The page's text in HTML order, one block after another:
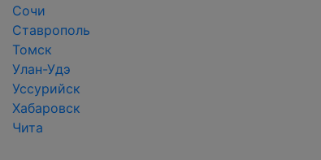
Сочи
Ставрополь
Томск
Улан-Удэ
Уссурийск
Хабаровск
Чита